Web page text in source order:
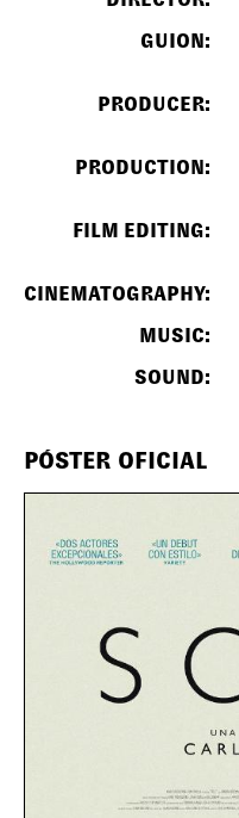
GUION:
PRODUCER:
PRODUCTION:
FILM EDITING:
CINEMATOGRAPHY:
MUSIC:
SOUND:
PÓSTER OFICIAL